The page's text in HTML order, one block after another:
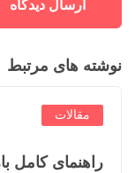
نوشته های مرتبط
مقالات
راهنمای کامل